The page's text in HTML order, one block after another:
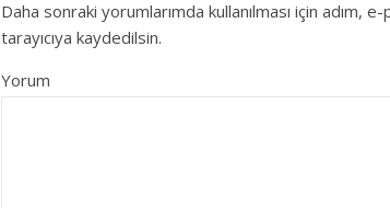
Daha sonraki yorumlarımda kullanılması için
tarayıcıya kaydedilsin.
Yorum